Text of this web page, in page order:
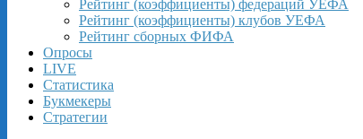
Рейтинг (коэффициенты) федераций УЕФА
Рейтинг (коэффициенты) клубов УЕФА
Рейтинг сборных ФИФА
Опросы
LIVE
Статистика
Букмекеры
Стратегии